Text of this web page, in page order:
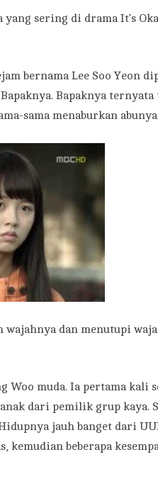
sering di drama It’s
bernama Lee Soo Yeon
Bapaknya
sama menaburkan
dan menutupi
Woo muda. Ia pertama kali
dari pemilik grup kaya.
jauh banget dari
kemudian beberapa